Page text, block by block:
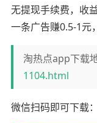
无提现手续费，收
一条广告赚0.5-1元
淘热点app下载地
1104.html
微信扫码即可下载：